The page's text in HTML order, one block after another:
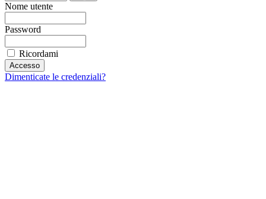
Nome utente
Password
Ricordami
Dimenticate le credenziali?